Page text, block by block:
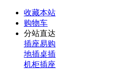
收藏本站
购物车
分站直达
插座易购
地插桌插
机柜插座